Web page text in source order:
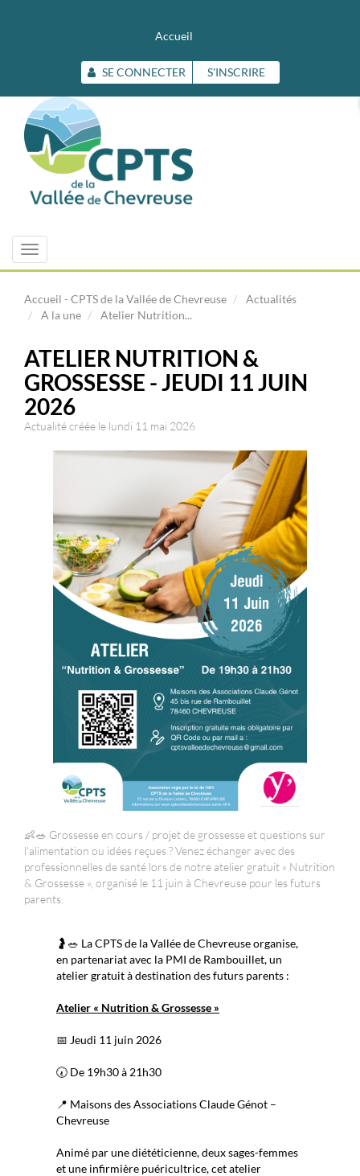
Accueil
SE CONNECTER S'INSCRIRE
Toggle
navigation
Accueil - CPTS de la Vallée de Chevreuse
Actualités
A la une
Atelier Nutrition...
ATELIER NUTRITION &
GROSSESSE - JEUDI 11 JUIN
2026
Actualité créée le lundi 11 mai 2026
👶🥗 Grossesse en cours / projet de grossesse et questions sur
l’alimentation ou idées reçues ? Venez échanger avec des
professionnelles de santé lors de notre atelier gratuit « Nutrition
& Grossesse », organisé le 11 juin à Chevreuse pour les futurs
parents.
🤰🥗 La CPTS de la Vallée de Chevreuse organise,
en partenariat avec la PMI de Rambouillet, un
atelier gratuit à destination des futurs parents :
Atelier « Nutrition & Grossesse »
📅 Jeudi 11 juin 2026
🕢 De 19h30 à 21h30
📍 Maisons des Associations Claude Génot –
Chevreuse
Animé par une diététicienne, deux sages-femmes
et une infirmière puéricultrice, cet atelier